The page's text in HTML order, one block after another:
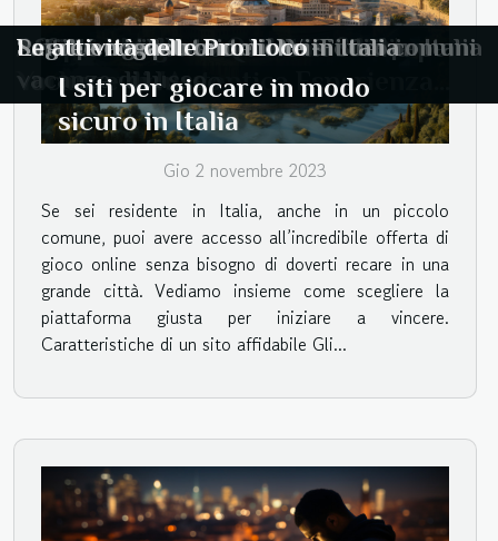
Scopri I Migliori Quartieri di New
York per un'Autentica Esperienza
Gastronomica
Affittare ville storiche in Sicilia per
vacanze di lusso
Affittare ville storiche in Sicilia per
vacanze di lusso
I siti per giocare in modo sicuro in Italia
Perché è importante il Wi-Fi nei comuni
Sagre enogastronomiche in Italia
Le attività delle Pro Loco
I siti per giocare in modo
sicuro in Italia
Gio 2 novembre 2023
Se sei residente in Italia, anche in un piccolo
comune, puoi avere accesso all’incredibile offerta di
gioco online senza bisogno di doverti recare in una
grande città. Vediamo insieme come scegliere la
piattaforma giusta per iniziare a vincere.
Caratteristiche di un sito affidabile Gli...